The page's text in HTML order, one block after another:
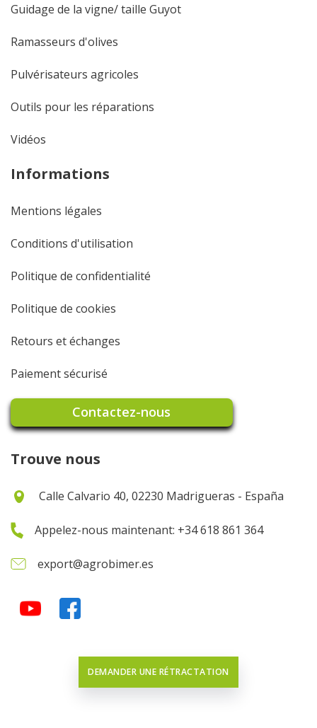
Guidage de la vigne/ taille Guyot
Ramasseurs d'olives
Pulvérisateurs agricoles
Outils pour les réparations
Vidéos
Informations
Mentions légales
Conditions d'utilisation
Politique de confidentialité
Politique de cookies
Retours et échanges
Paiement sécurisé
Contactez-nous
Trouve nous
Calle Calvario 40, 02230 Madrigueras - España
Appelez-nous maintenant: +34 618 861 364
export@agrobimer.es
DEMANDER UNE RÉTRACTATION